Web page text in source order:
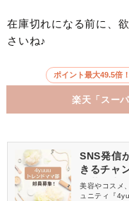
在庫切れになる前に、
さいね♪
ポイント最大49.5倍
楽天「スー
SNS発信
きるチャ
員募集中
美容やコスメ
ュニティ『